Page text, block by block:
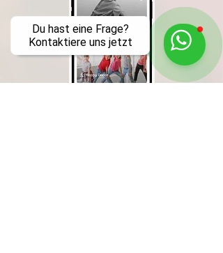
Du hast eine Frage?
Kontaktiere uns jetzt